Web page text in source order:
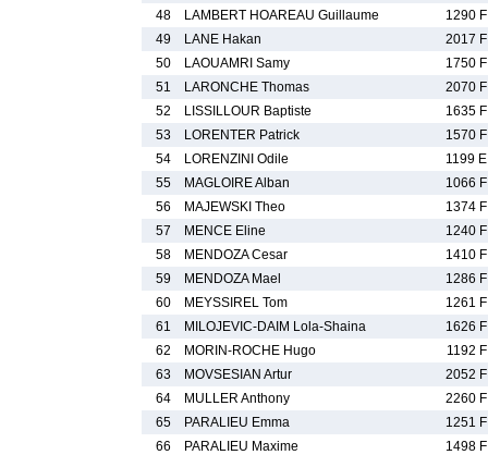
48
LAMBERT HOAREAU Guillaume
1290 F
49
LANE Hakan
2017 F
50
LAOUAMRI Samy
1750 F
51
LARONCHE Thomas
2070 F
52
LISSILLOUR Baptiste
1635 F
53
LORENTER Patrick
1570 F
54
LORENZINI Odile
1199 E
55
MAGLOIRE Alban
1066 F
56
MAJEWSKI Theo
1374 F
57
MENCE Eline
1240 F
58
MENDOZA Cesar
1410 F
59
MENDOZA Mael
1286 F
60
MEYSSIREL Tom
1261 F
61
MILOJEVIC-DAIM Lola-Shaina
1626 F
62
MORIN-ROCHE Hugo
1192 F
63
MOVSESIAN Artur
2052 F
64
MULLER Anthony
2260 F
65
PARALIEU Emma
1251 F
66
PARALIEU Maxime
1498 F